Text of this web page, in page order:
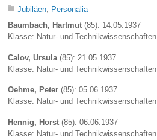
Jubiläen, Personalia
Baumbach, Hartmut (85): 14.05.1937
Klasse: Natur- und Technikwissenschaften
Calov, Ursula (85): 21.05.1937
Klasse: Natur- und Technikwissenschaften
Oehme, Peter (85): 05.06.1937
Klasse: Natur- und Technikwissenschaften
Hennig, Horst (85): 06.06.1937
Klasse: Natur- und Technikwissenschaften